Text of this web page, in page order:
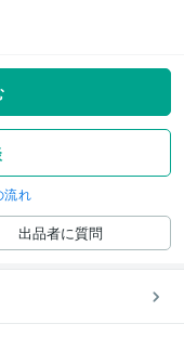
流れ
出品者に質問